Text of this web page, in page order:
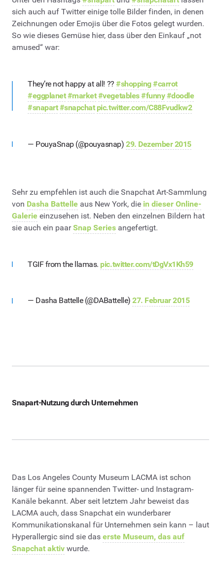
sich auch auf Twitter einige tolle Bilder finden, in denen
Zeichnungen oder Emojis über die Fotos gelegt wurden.
So wie dieses Gemüse hier, dass über den Einkauf „not
amused“ war:
They’re not happy at all! ??#shopping#carrot
#eggplanet#market#vegetables#funny#doodle
#snapart #snapchat pic.twitter.com/C88Fvudkw2
— PouyaSnap (@pouyasnap) 29. Dezember 2015
Sehr zu empfehlen ist auch die Snapchat Art-Sammlung
von Dasha Battelle aus New York, die in dieser Online-
Galerie einzusehen ist. Neben den einzelnen Bildern hat
sie auch ein paarSnap Series angefertigt.
TGIF from the llamas. pic.twitter.com/tDgVx1Kh59
— Dasha Battelle (@DABattelle)27. Februar 2015
Snapart-Nutzung durch Unternehmen
Das Los Angeles County Museum LACMA ist schon
länger für seine spannenden Twitter- und Instagram-
Kanäle bekannt. Aber seit letztem Jahr beweist das
LACMA auch, dass Snapchat ein wunderbarer
Kommunikationskanal für Unternehmen sein kann – laut
Hyperallergic sind sie das erste Museum, das auf
Snapchat aktiv wurde.